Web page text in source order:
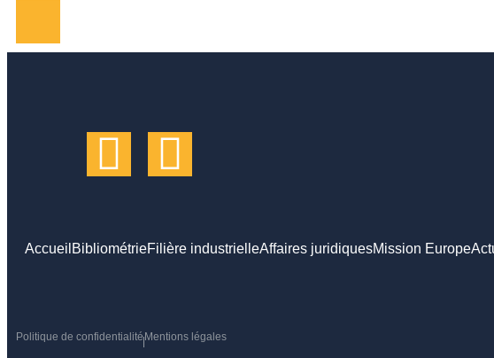
Accueil BibliométrieFilière industrielleAffaires juridiquesMission Europe
Politique de confidentialité Mentions légales